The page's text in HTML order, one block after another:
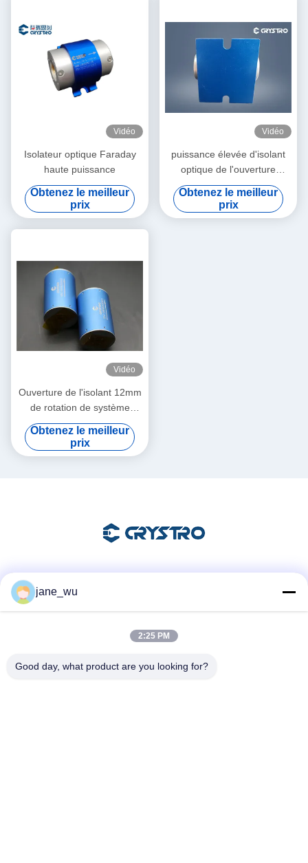
Vidéo
Isolateur optique Faraday
haute puissance
Obtenez le meilleur
prix
Vidéo
puissance élevée d'isolant
optique de l'ouverture
850nm Faraday de 12mm
Obtenez le meilleur
prix
Vidéo
Ouverture de l'isolant 12mm
de rotation de système
Faraday de GV OCT.
Obtenez le meilleur
prix
jane_wu
2:25 PM
Good day, what product are you looking for?